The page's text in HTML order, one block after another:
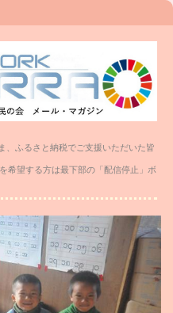
、ふるさと納税でご支援いただいた皆
希望する方は最下部の「配信停止」ボ